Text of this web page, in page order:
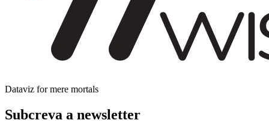
Dataviz for mere mortals
Subcreva a newsletter